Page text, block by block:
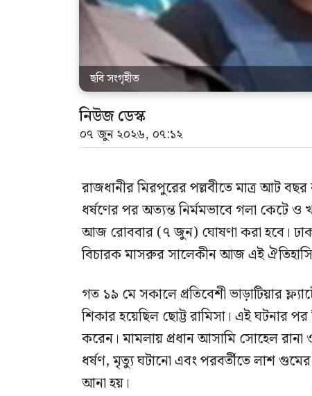
ছবি সংগৃহীত
নিউজ ডেস্ক
০৭ জুন ২০২৬, ০৭:১২
রাজধানীর মিরপুরের পল্লবীতে মাত্র আট
ধর্ষণের পর অত্যন্ত নির্মমভাবে গলা কেটে
আজ রোববার (৭ জুন) ঘোষণা করা হবে।
বিচারক মাসরুর সালেকীন আজ এই
গত ১৯ মে সকালে প্রতিবেশী ভাড়াটিয়ার
শিকার হয়েছিল ছোট্ট রামিসা। এই ঘটনার পর
করেন। মামলায় প্রধান আসামি সোহেল রানা
ধর্ষণ, মৃত্যু ঘটানো এবং পরবর্তীতে লাশ
আনা হয়।